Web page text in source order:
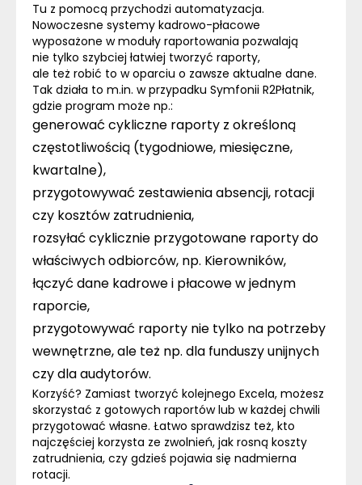
Tu z pomocą przychodzi automatyzacja.
Nowoczesne systemy kadrowo-płacowe
wyposażone w moduły raportowania pozwalają
nie tylko szybciej łatwiej tworzyć raporty,
ale też robić to w oparciu o zawsze aktualne dane.
Tak działa to m.in. w przypadku Symfonii R2Płatnik,
gdzie program może np.:
generować cykliczne raporty z określoną
częstotliwością (tygodniowe, miesięczne,
kwartalne),
przygotowywać zestawienia absencji, rotacji
czy kosztów zatrudnienia,
rozsyłać cyklicznie przygotowane raporty do
właściwych odbiorców, np. Kierowników,
łączyć dane kadrowe i płacowe w jednym
raporcie,
przygotowywać raporty nie tylko na potrzeby
wewnętrzne, ale też np. dla funduszy unijnych
czy dla audytorów.
Korzyść? Zamiast tworzyć kolejnego Excela, możesz
skorzystać z gotowych raportów lub w każdej chwili
przygotować własne. Łatwo sprawdzisz też, kto
najczęściej korzysta ze zwolnień, jak rosną koszty
zatrudnienia, czy gdzieś pojawia się nadmierna
rotacji.